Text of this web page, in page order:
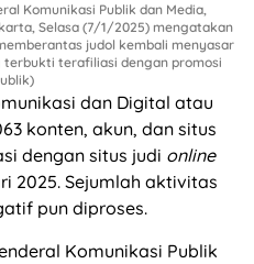
Komunikasi Publik dan Media,
Selasa (7/1/2025) mengatakan
judol kembali menyasar
terafiliasi dengan promosi
dan Digital atau
konten, akun, dan situs
dengan situs judi online
2025. Sejumlah aktivitas
pun diproses.
Komunikasi Publik